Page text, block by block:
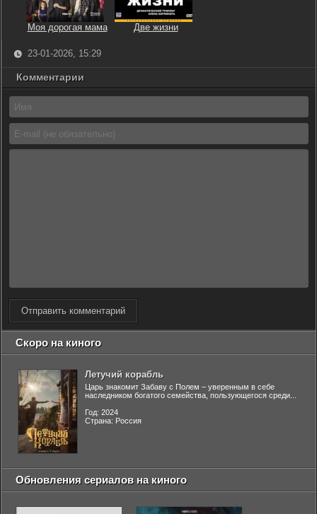
Моя дорогая мама Две жизни
23-01-2026, 15:29
Комментарии
Отправить комментарий
Скоро на киного
Летучий корабль
Царь знакомит Забаву с Полем – уверенным в себе
наследником богатого семейства, пользующегося среди...
Год: 2024
Страна: Россия
Обновления сериалов на киного